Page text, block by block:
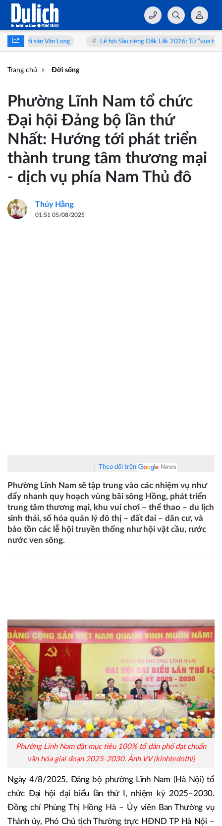
Lễ hội Sầu riêng Đắk Lắk 2026: Từ “vua trái cây” đến hành trình
Trang chủ Đời sống
Phường Lĩnh Nam tổ chức
Đại hội Đảng bộ lần thứ
Nhất: Hướng tới phát triển
thành trung tâm thương mại
- dịch vụ phía Nam Thủ đô
Thúy Hằng
01:51 05/08/2025
Theo dõi trên
Phường Lĩnh Nam sẽ tập trung vào các nhiệm vụ như
đẩy nhanh quy hoạch vùng bãi sông Hồng, phát triển
trung tâm thương mại, khu vui chơi – thể thao – du lịch
sinh thái, số hóa quản lý đô thị – đất đai – dân cư, và
bảo tồn các lễ hội truyền thống như hội vật cầu, rước
nước ven sông.
Phường Lĩnh Nam đặt mục tiêu 100% tổ dân phố đạt chuẩn
văn hóa giai đoạn 2025-2030. Ảnh VV (kinhtedothi)
Ngày 4/8/2025, Đảng bộ phường Lĩnh Nam (Hà Nội) tổ
chức Đại hội đại biểu lần thứ I, nhiệm kỳ 2025–2030.
Đồng chí Phùng Thị Hồng Hà – Ủy viên Ban Thường vụ
Thành ủy, Phó Chủ tịch Thường trực HĐND TP Hà Nội –